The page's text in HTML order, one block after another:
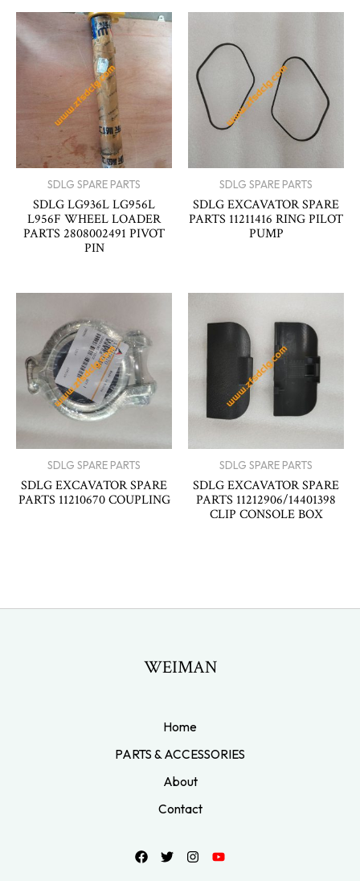
SDLG SPARE PARTS
SDLG LG936L LG956L
L956F WHEEL LOADER
PARTS 2808002491 PIVOT
PIN
SDLG SPARE PARTS
SDLG EXCAVATOR SPARE
PARTS 11211416 RING PILOT
PUMP
SDLG SPARE PARTS
SDLG EXCAVATOR SPARE
PARTS 11210670 COUPLING
SDLG SPARE PARTS
SDLG EXCAVATOR SPARE
PARTS 11212906/14401398
CLIP CONSOLE BOX
WEIMAN
Home
PARTS & ACCESSORIES
About
Contact